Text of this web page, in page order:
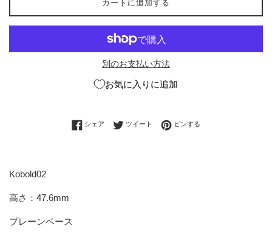
カートに追加する
別のお支払い方法
お気に入りに追加
シェア Facebookでシェアする
ツイート Twitterに投稿する
ピンする
Kobold02
高さ：47.6mm
プレーンベース